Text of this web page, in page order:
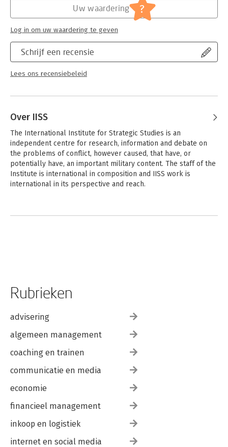
The Military Balance
Schrijf een recensie
Lees ons recensiebeleid
Uw waardering ?
Log in om uw waardering te geven
Over IISS
The International Institute for Strategic Studies is an
independent centre for research, information and debate on
the problems of conflict, however caused, that have, or
potentially have, an important military content. The staff of the
Institute is international in composition and IISS work is
international in its perspective and reach.
research with a forward-looking policy orientation that can
Andere boeken door IISS
Survey 2025
Rubrieken
advisering
algemeen management
coaching en trainen
communicatie en media
economie
financieel management
inkoop en logistiek
internet en social media